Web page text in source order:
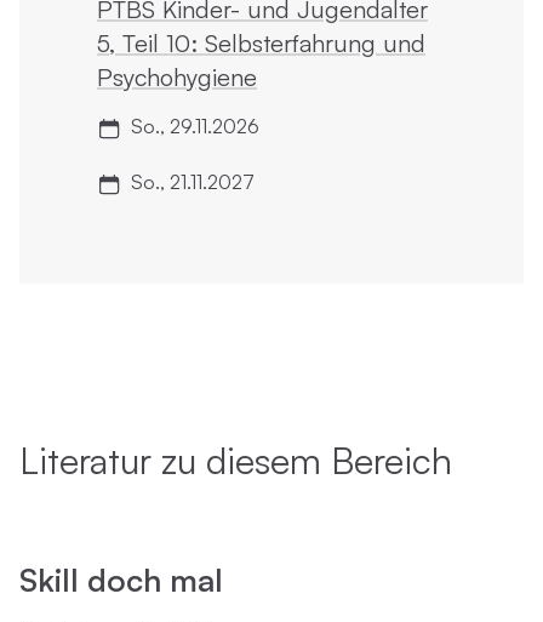
PTBS Kinder- und Jugendalter
5, Teil 10: Selbst­erfahrung und
Psychohygiene
So., 29.11.2026
So., 21.11.2027
Literatur zu diesem Bereich
Skill doch mal